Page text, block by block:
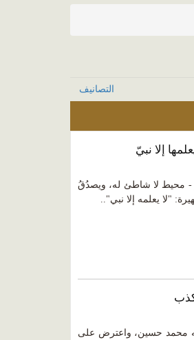
التصانيف
- محيط لا شاطئ له، ويصدُقُ
"لا يعلمه إلا نبي"..
محمد حسين، واعترض على